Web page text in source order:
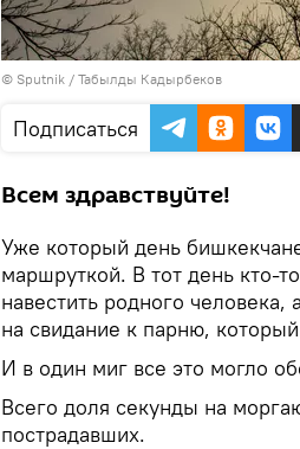
© Sputnik / Табылды Кадырбеков
Подписаться
Всем здравствуйте!
Уже который день
маршруткой. В тот день кто-
навестить родного
на свидание к парню,
И в один миг все это могло
Всего доля секунды на
пострадавших.